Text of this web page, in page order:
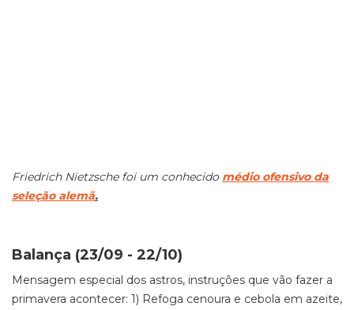
Friedrich Nietzsche foi um conhecido médio ofensivo da
seleção alemã.
Balança (23/09 - 22/10)
Mensagem especial dos astros, instruções que vão fazer a
primavera acontecer: 1) Refoga cenoura e cebola em azeite,